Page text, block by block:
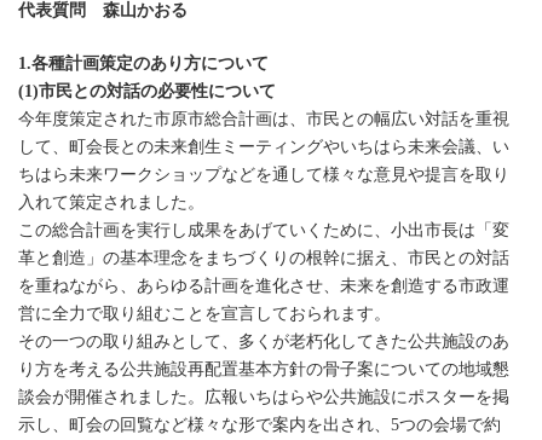
代表質問 森山かおる
1.各種計画策定のあり方について
(1)市民との対話の必要性について
今年度策定された市原市総合計画は、市民との幅広い対話を重視
して、町会長との未来創生ミーティングやいちはら未来会議、い
ちはら未来ワークショップなどを通して様々な意見や提言を取り
入れて策定されました。
この総合計画を実行し成果をあげていくために、小出市長は「変
革と創造」の基本理念をまちづくりの根幹に据え、市民との対話
を重ねながら、あらゆる計画を進化させ、未来を創造する市政運
営に全力で取り組むことを宣言しておられます。
その一つの取り組みとして、多くが老朽化してきた公共施設のあ
り方を考える公共施設再配置基本方針の骨子案についての地域懇
談会が開催されました。広報いちはらや公共施設にポスターを掲
示し、町会の回覧など様々な形で案内を出され、5つの会場で約